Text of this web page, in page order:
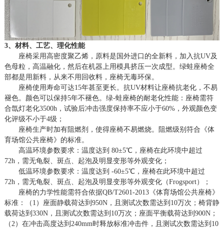
3、材料、工艺、理化性能
座椅采用高密度聚乙烯，原料是国外进口的全新料，加入抗UV及
色母粒，高温融化，然后在机器上用模具挤压一次成型。绿蛙座椅全
部都是用新料，从来不用回收料，座椅无毒环保。
座椅使用寿命可达15年甚至更长。抗UV材料让座椅抗老化，不易
褪色。颜色可以保持5年不褪色。绿-蛙座椅的耐老化性能：座椅需符
合氙灯老化3500h，试验后冲击强度保持率不应小于60%，外观颜色变
化评级不小于4级；
座椅生产时加有阻燃剂，使得座椅不易燃烧。阻燃级别符合《体
育场馆公共座椅》的标准。
高温环境参数要求：温度达到 80±5℃，座椅在此环境中超过
72h，需无龟裂、斑点、起泡及明显变形等外观变化；
低温环境参数要求：温度达到 -60±5℃，座椅在此环境中超过
72h，需无龟裂、斑点、起泡及明显变形等外观变化（Frogsport）；
座椅的力学性能需符合依据QB/T2601-2013《体育场馆公共座椅》
标准：（1）座面静载荷达到950N，且测试次数需达到10万次；椅背静
载荷达到330N，且测试次数需达到10万次；座面平衡载荷达到900N；
（2）在冲击高度达到240mm时释放标准冲击件，且测试次数需达到10